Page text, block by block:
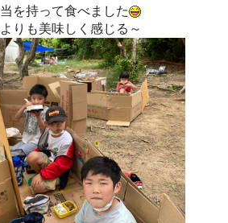
を持って食べました
りも美味しく感じる～